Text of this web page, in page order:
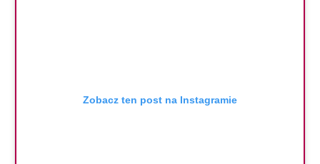
Zobacz ten post na Instagramie